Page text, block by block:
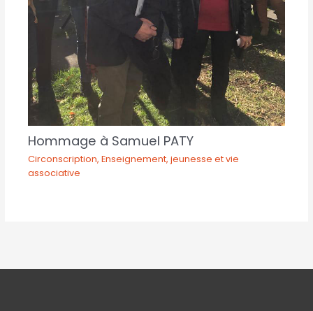
Hommage à Samuel PATY
Circonscription,Enseignement, jeunesse et vie
associative